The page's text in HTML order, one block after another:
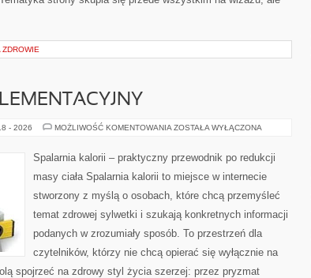
ZDROWIE
- 2026 MOŻLIWOŚĆ KOMENTOWANIA PORADNIK
ZOSTAŁA WYŁĄCZONA
Spalarnia kalorii – praktyczny przewodnik po redukcji
masy ciała Spalarnia kalorii to miejsce w internecie
stworzony z myślą o osobach, które chcą przemyśleć
temat zdrowej sylwetki i szukają konkretnych informacji
podanych w zrozumiały sposób. To przestrzeń dla
czytelników, którzy nie chcą opierać się wyłącznie na
spojrzeć na zdrowy styl życia szerzej: przez pryzmat